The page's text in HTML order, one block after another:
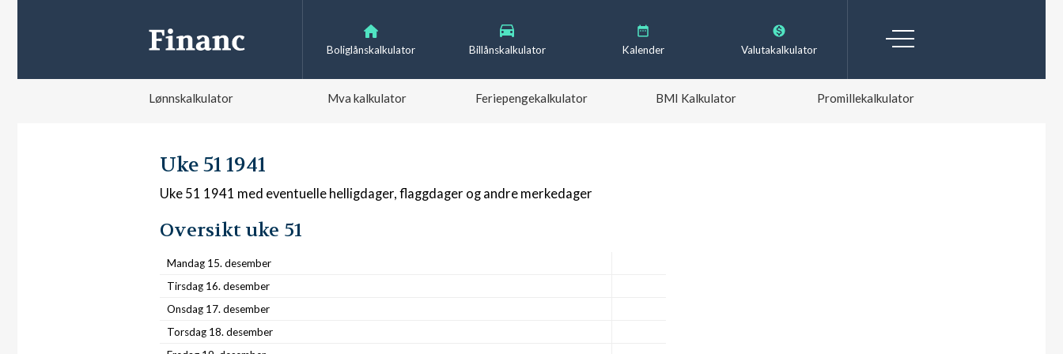
Boliglånskalkulator Billånskalkulator Kalender Valutakalkulator
Lønnskalkulator Mva kalkulator Feriepengekalkulator BMI Kalkulator Promillekalkulator
Uke 51 1941
Uke 51 1941 med eventuelle helligdager, flaggdager og andre merkedager
Oversikt uke 51
Mandag 15. desember
Tirsdag 16. desember
Onsdag 17. desember
Torsdag 18. desember